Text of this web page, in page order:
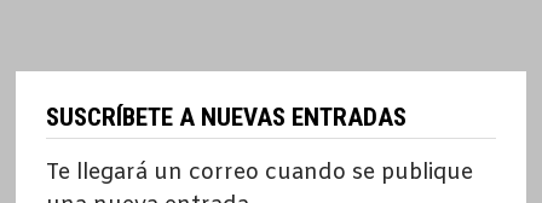
SUSCRÍBETE A NUEVAS ENTRADAS
Te llegará un correo cuando se publique